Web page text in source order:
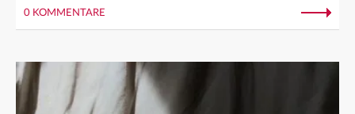
0 KOMMENTARE